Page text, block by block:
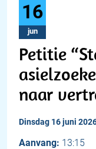
16
jun
Petitie
naar
dinsdag 16 juni
Aanvang: 13:15